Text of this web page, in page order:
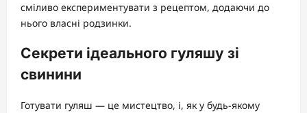
сміливо експериментувати з рецептом, додаючи до
нього власні родзинки.
Секрети ідеального гуляшу зі
свинини
Готувати гуляш — це мистецтво, і, як у будь-якому